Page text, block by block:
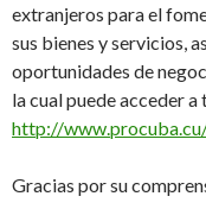
extranjeros para el
sus bienes y servicios,
oportunidades de
la cual puede acceder
http://
Gracias por su